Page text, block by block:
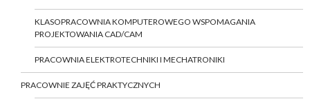
KLASOPRACOWNIA KOMPUTEROWEGO WSPOMAGANIA
PROJEKTOWANIA CAD/CAM
PRACOWNIA ELEKTROTECHNIKI I MECHATRONIKI
PRACOWNIE ZAJĘĆ PRAKTYCZNYCH